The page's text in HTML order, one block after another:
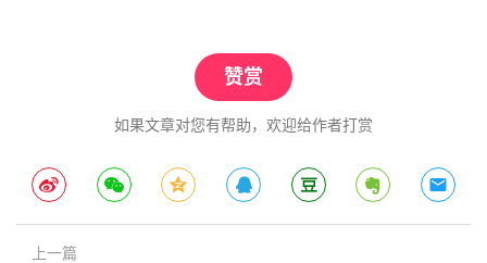
赞赏
如果文章对您有帮助，欢迎给作者打赏
上一篇